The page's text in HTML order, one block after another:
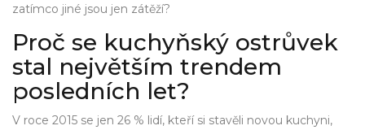
zatímco jiné jsou jen zátěží?
Proč se kuchyňský ostrůvek
stal největším trendem
posledních let?
V roce 2015 se jen 26 % lidí, kteří si stavěli novou kuchyni,